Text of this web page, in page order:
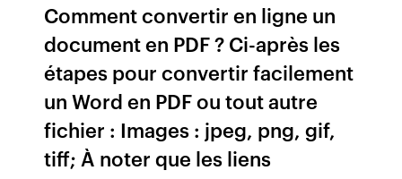
Comment convertir en ligne un
document en PDF ? Ci-après les
étapes pour convertir facilement
un Word en PDF ou tout autre
fichier : Images : jpeg, png, gif,
tiff; À noter que les liens